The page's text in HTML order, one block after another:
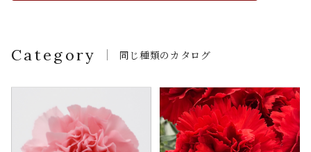
Category 同じ種類のカタログ